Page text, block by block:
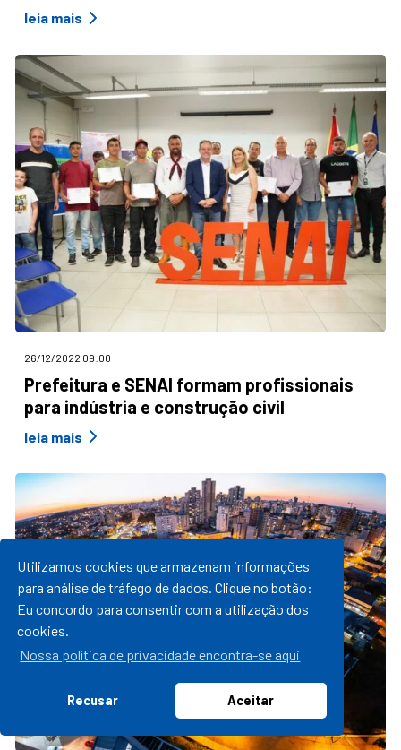
Utilizamos cookies que armazenam informações
para análise de tráfego de dados. Clique no botão:
Eu concordo para consentir com a utilização dos
cookies.
Nossa política de privacidade encontra-se aqui
Recusar Aceitar
leia mais
26/12/2022 09:00
Prefeitura e SENAI formam profissionais
para indústria e construção civil
leia mais